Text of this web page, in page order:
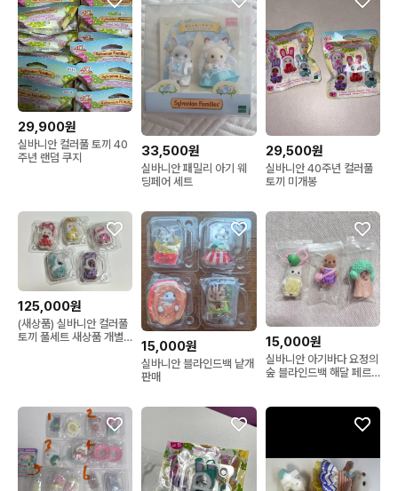
29,900원
실바니안 컬러풀 토끼 40
주년 랜덤 쿠지
33,500원
실바니안 패밀리 아기 웨
딩페어 세트
29,500원
실바니안 40주년 컬러풀
토끼 미개봉
125,000원
(새상품) 실바니안 컬러풀
토끼 풀세트 새상품 개별
15,000원
실바니안 블라인드백 낱개
판매
15,000원
실바니안 아기바다 요정의
숲 블라인드백 해달 페르